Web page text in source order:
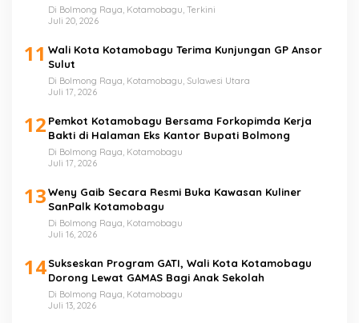
Di Bolmong Raya, Kotamobagu, Terkini
Juli 20, 2026
11 Wali Kota Kotamobagu Terima Kunjungan GP Ansor
Sulut
Di Bolmong Raya, Kotamobagu, Sulawesi Utara
Juli 17, 2026
12 Pemkot Kotamobagu Bersama Forkopimda Kerja
Bakti di Halaman Eks Kantor Bupati Bolmong
Di Bolmong Raya, Kotamobagu
Juli 17, 2026
13Weny Gaib Secara Resmi Buka Kawasan Kuliner
SanPalk Kotamobagu
Di Bolmong Raya, Kotamobagu
Juli 16, 2026
14Sukseskan Program GATI, Wali Kota Kotamobagu
Dorong Lewat GAMAS Bagi Anak Sekolah
Di Bolmong Raya, Kotamobagu
Juli 13, 2026